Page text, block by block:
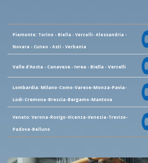
Piemonte: Torino - Biella - Vercelli- Alessandria -
Novara - Cuneo - Asti - Verbania
Valle d'Aosta - Canavese - Ivrea - Biella - Vercelli
Lombardia: Milano-Como-Varese-Monza-Pavia-
Lodi-Cremona-Brescia-Bergamo-Mantova
Veneto: Verona-Rovigo-Vicenza-Venezia-Treviso-
Padova-Belluno